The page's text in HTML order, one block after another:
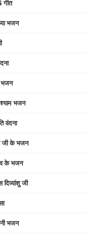
गीत
भजन
भजन
भजन
वंदना
जी के भजन
के भजन
दिव्यांशु जी
भजन